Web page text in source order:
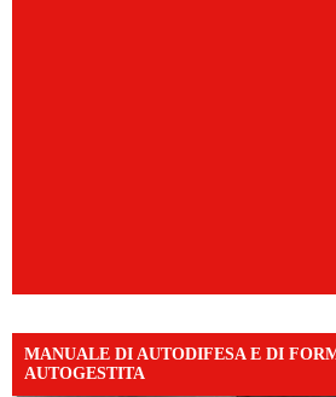
MANUALE DI AUTODIFESA E DI
AUTOGESTITA